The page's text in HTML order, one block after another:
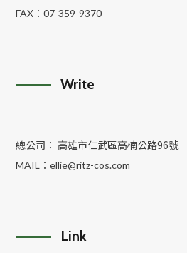
FAX：07-359-9370
Write
總公司： 高雄市仁武區高楠公路96號
MAIL：ellie@ritz-cos.com
Link